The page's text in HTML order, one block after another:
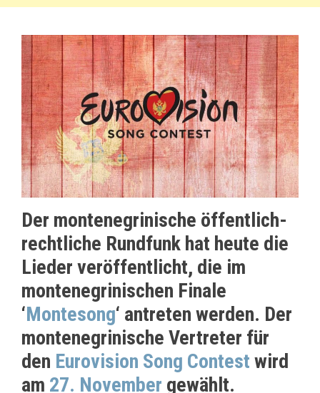
Der montenegrinische öffentlich-
rechtliche Rundfunk hat heute die
Lieder veröffentlicht, die im
montenegrinischen Finale
‘Montesong‘ antreten werden. Der
montenegrinische Vertreter für
den Eurovision Song Contest wird
am 27. November gewählt.